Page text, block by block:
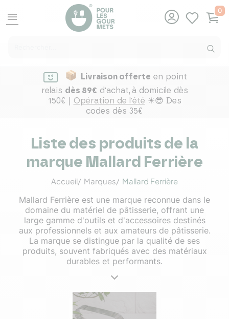
menu
0
Livraison offerte en point
relais dès 89€ d'achat, à domicile dès
150€ | Opération de l'été ☀😎 Des
codes dès 35€
Liste des produits de la
marque Mallard Ferrière
Accueil Marques Mallard Ferrière
Mallard Ferrière est une marque reconnue dans le
domaine du matériel de pâtisserie, offrant une
large gamme d'outils et d'accessoires destinés
aux professionnels et aux amateurs de pâtisserie.
La marque se distingue par la qualité de ses
produits, souvent fabriqués avec des matériaux
durables et performants.